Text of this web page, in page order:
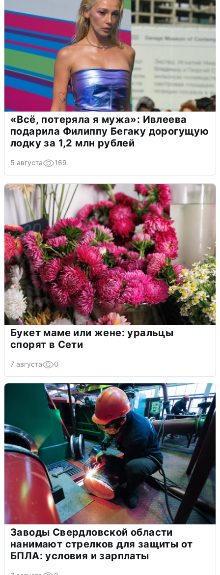
«Всё, потеряла я мужа»: Ивлеева
подарила Филиппу Бегаку дорогущую
лодку за 1,2 млн рублей
5 августа 169
Букет маме или жене: уральцы
спорят в Сети
7 августа 0
Заводы Свердловской области
нанимают стрелков для защиты от
БПЛА: условия и зарплаты